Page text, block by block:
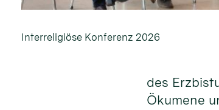
Interreligiöse Konferenz 2026
des
Ökumene